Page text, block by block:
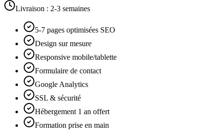
Livraison : 2-3 semaines
5-7 pages optimisées SEO
Design sur mesure
Responsive mobile/tablette
Formulaire de contact
Google Analytics
SSL & sécurité
Hébergement 1 an offert
Formation prise en main